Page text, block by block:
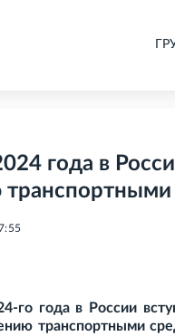
года в
го года в России
транспортными